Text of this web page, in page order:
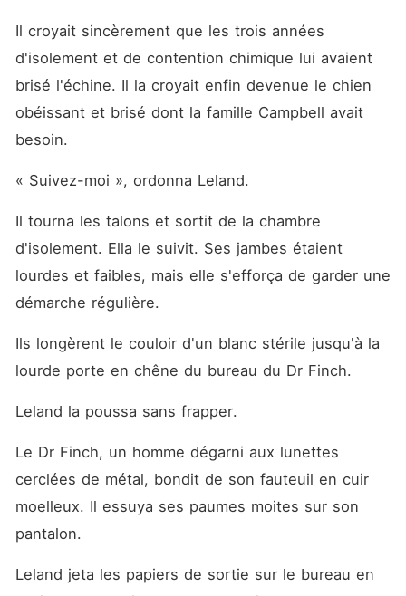
Il croyait sincèrement que les trois années
d'isolement et de contention chimique lui avaient
brisé l'échine. Il la croyait enfin devenue le chien
obéissant et brisé dont la famille Campbell avait
besoin.
« Suivez-moi », ordonna Leland.
Il tourna les talons et sortit de la chambre
d'isolement. Ella le suivit. Ses jambes étaient
lourdes et faibles, mais elle s'efforça de garder une
démarche régulière.
Ils longèrent le couloir d'un blanc stérile jusqu'à la
lourde porte en chêne du bureau du Dr Finch.
Leland la poussa sans frapper.
Le Dr Finch, un homme dégarni aux lunettes
cerclées de métal, bondit de son fauteuil en cuir
moelleux. Il essuya ses paumes moites sur son
pantalon.
Leland jeta les papiers de sortie sur le bureau en